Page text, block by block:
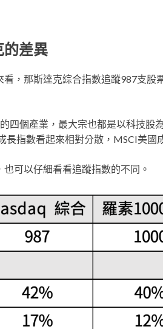
的差異
，那斯達克綜合指數追蹤987支股
四個產業，最大宗也都是以科技股
長指數看起來相對分散，MSCI美國
可以仔細看看追蹤指數的不同。